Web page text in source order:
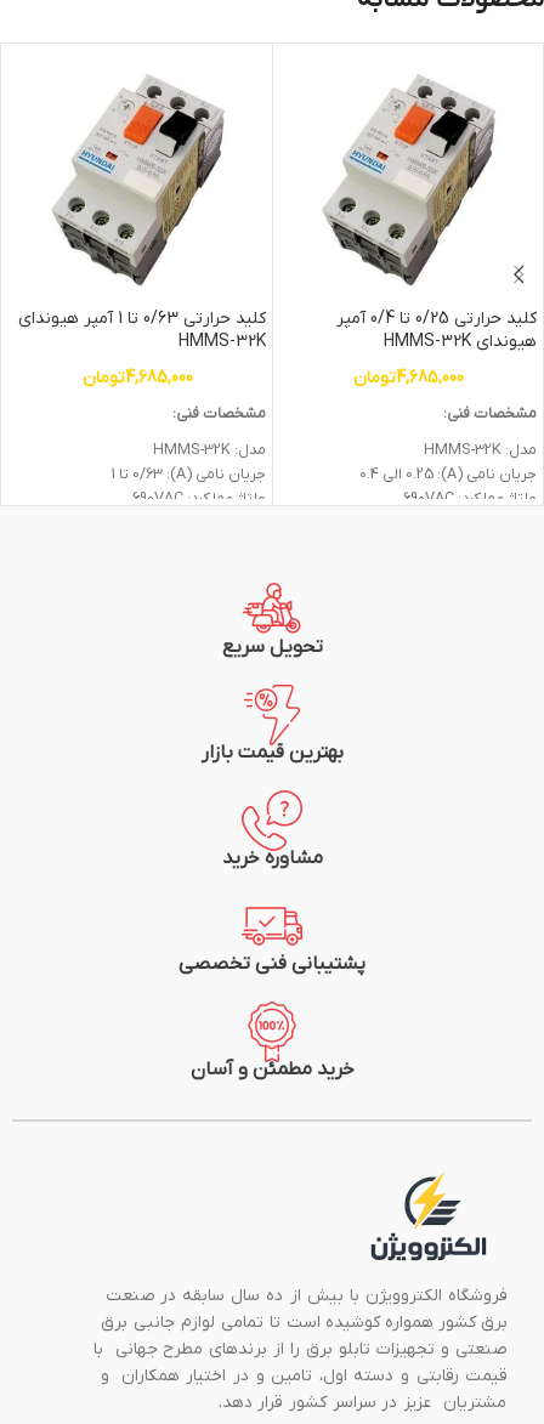
کلید حرارتی 0/25 تا 0/4 آمپر
هیوندای HMMS-32K
4,685,000تومان
مشخصات فنی:
مدل: HMMS-32K
جریان نامی (A): 0.25 الی 0.4
ولتاژ عملكرد: 690VAC
کلید حرارتی 0/63 تا 1 آمپر هیوندای
HMMS-32K
4,685,000تومان
مشخصات فنی:
مدل: HMMS-32K
جریان نامی (A): 0/63 تا 1
ولتاژ عملكرد: 690VAC
جنس هسته: مس
رنگ بدنه: سفید/طوسی
عملكرد مكانيكي و الكتريكي: 100000
شرکت سازنده: هیوندای
گارانتی: یک سال
تحویل سریع
بهترین قیمت بازار
مشاوره خرید
پشتیبانی فنی تخصصی
خرید مطمئن و آسان
فروشگاه الکتروویژن با بیش از ده سال سابقه در صنعت
برق کشور همواره کوشیده است تا تمامی لوازم جانبی برق
صنعتی و تجهیزات تابلو برق را از برندهای مطرح جهانی با
قیمت رقابتی و دسته اول، تامین و در اختیار همکاران و
مشتریان عزیز در سراسر کشور قرار دهد.